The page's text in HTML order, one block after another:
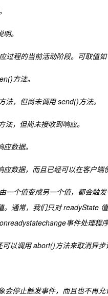
。
过程的当前活动阶段。可取值如
方法。
法，但尚未调用 send()方法。
，但尚未接收到响应。
数据。
数据，而且已经可以在客户端
一个值变成另一个值，都会触
。通常，我们只对 readyState
事件处理程
以调用 abort()方法来取消异步
会停止触发事件，而且也不再